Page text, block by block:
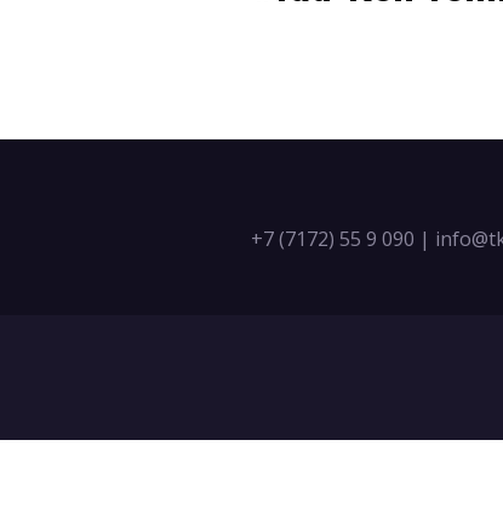
+7 (7172) 55 9 090 |